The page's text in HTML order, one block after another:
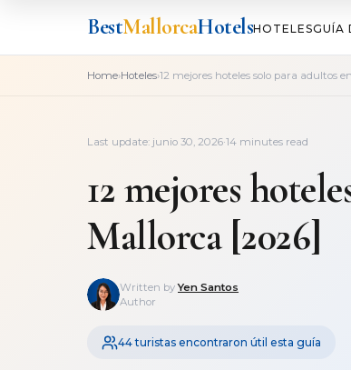
BestMallorcaHotelsHOTELESGUÍA
Home›Hoteles›12 mejores hoteles solo para adultos
Last update: junio 30, 2026·14 minutes read
12 mejores
Mallorca [2026]
Written byYen Santos
Author
44 turistas encontraron útil esta guía